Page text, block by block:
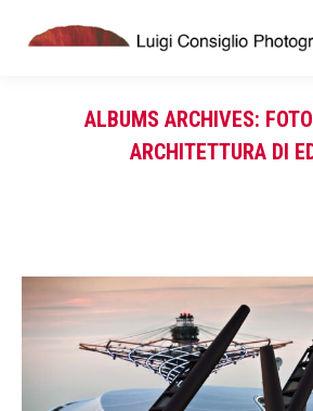
ALBUMS ARCHIVES:
ARCHITETTURA DI